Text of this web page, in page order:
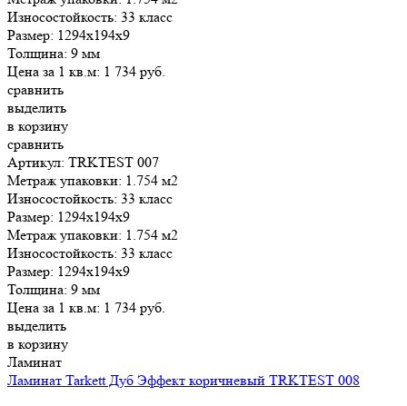
Износостойкость: 33 класс
Размер: 1294x194x9
Толщина: 9 мм
Цена за 1 кв.м: 1 734 руб.
сравнить
выделить
в корзину
сравнить
Артикул: TRKTEST 007
Метраж упаковки: 1.754 м2
Износостойкость: 33 класс
Размер: 1294x194x9
Метраж упаковки: 1.754 м2
Износостойкость: 33 класс
Размер: 1294x194x9
Толщина: 9 мм
Цена за 1 кв.м: 1 734 руб.
выделить
в корзину
Ламинат
Ламинат Tarkett Дуб Эффект коричневый TRKTEST 008